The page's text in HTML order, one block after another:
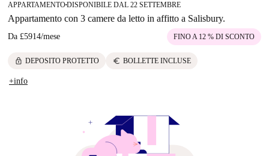
APPARTAMENTO■DISPONIBILE DAL 22 SETTEMBRE
Appartamento con 3 camere da letto in affitto a Salisbury.
Da £5914/mese FINO A 12 % DI SCONTO
lock DEPOSITO PROTETTO euro BOLLETTE INCLUSE
+info